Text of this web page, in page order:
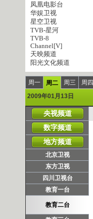
凤凰电影台
华娱卫视
星空卫视
TVB-星河
TVB-8
Channel[V]
天映频道
阳光文化频道
周一 周二 周三 周四
2009年01月13日
央视频道
数字频道
地方频道
北京卫视
东方卫视
四川卫视台
教育一台
教育二台